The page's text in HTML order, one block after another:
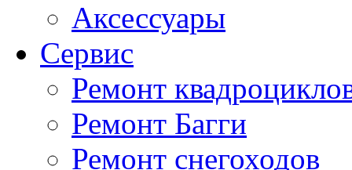
Аксессуары
Сервис
Ремонт
Ремонт Багги
Ремонт снегоходов